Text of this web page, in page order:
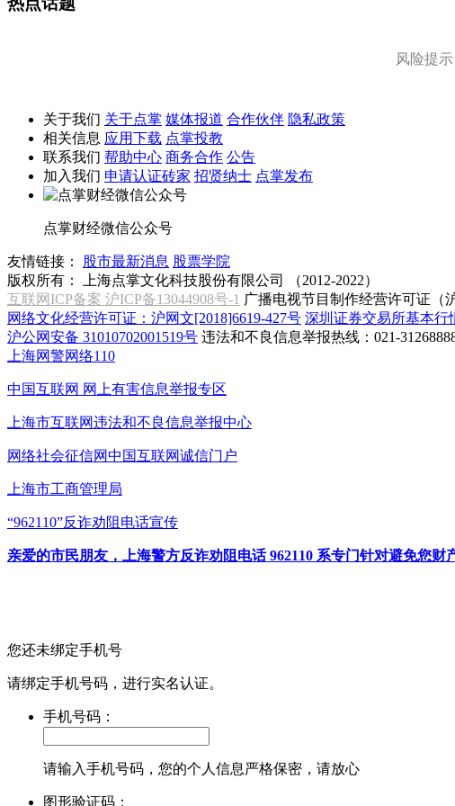
风险提
关于我们 关于点掌 媒体报道 合作伙伴 隐私政策
相关信息 应用下载 点掌投教
联系我们 帮助中心 商务合作 公告
加入我们 申请认证砖家 招贤纳士 点掌发布
点掌财经微信公众号
友情链接： 股市最新消息 股票学院
版权所有：
上海点掌文化科技股份有限公司 （2012-2022）
互联网ICP备案 沪ICP备13044908号-1 广播电视节目制作经营许可证（
网络文化经营许可证：沪网文[2018]6619-427号 深圳证券交易所基本行
沪公网安备 31010702001519号 违法和不良信息举报热线：021-
上海网警网络110
中国互联网 网上有害信息举报专区
上海市互联网违法和不良信息举报中心
网络社会征信网中国互联网诚信门户
上海市工商管理局
“962110”反诈劝阻电话宣传
亲爱的市民朋友，上海警方反诈劝阻电话 962110 系专门针对避免您财
您还未绑定手机号
请绑定手机号码，进行实名认证。
手机号码：
请输入手机号码，您的个人信息严格保密，请放心
图形验证码：